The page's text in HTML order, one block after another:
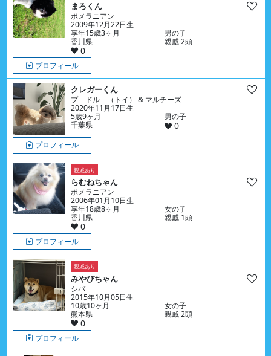
まろくん
ポメラニアン
2009年12月22日生
享年15歳3ヶ月
男の子
香川県
親戚 2頭
0
プロフィール
クレガーくん
プ－ドル （トイ） & マルチーズ
2020年11月17日生
5歳9ヶ月
男の子
千葉県
0
プロフィール
親戚あり
らむねちゃん
ポメラニアン
2006年01月10日生
享年18歳8ヶ月
女の子
香川県
親戚 1頭
0
プロフィール
親戚あり
みやびちゃん
シバ
2015年10月05日生
10歳10ヶ月
女の子
熊本県
親戚 2頭
0
プロフィール